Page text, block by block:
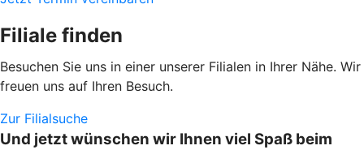
Filiale finden
Besuchen Sie uns in einer unserer Filialen in Ihrer Nähe. Wir
freuen uns auf Ihren Besuch.
Zur Filialsuche
Und jetzt wünschen wir Ihnen viel Spaß beim